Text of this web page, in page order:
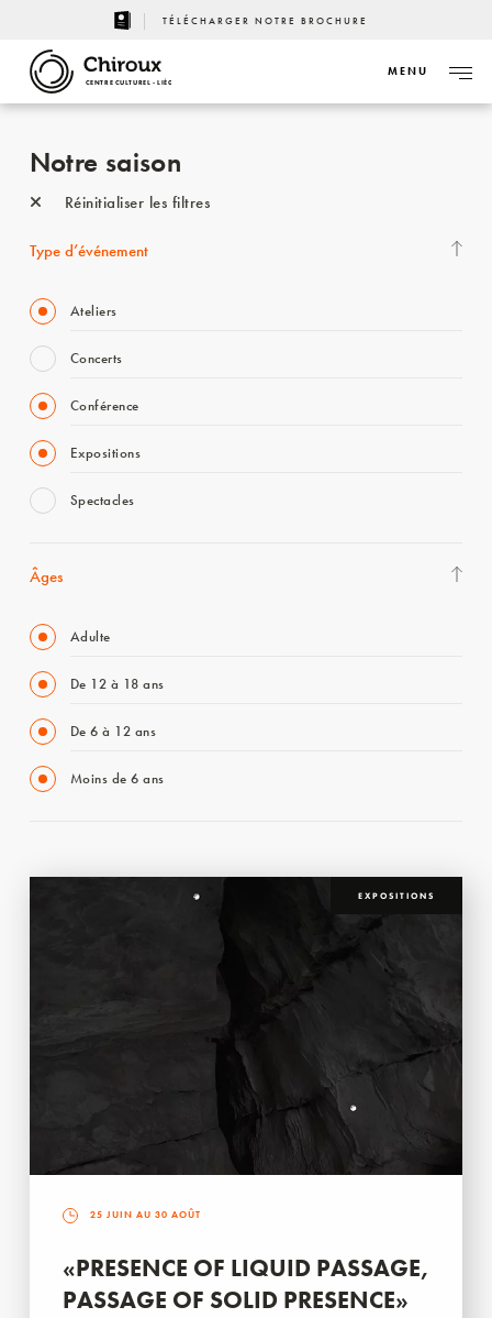
TÉLÉCHARGER NOTRE BROCHURE
CENTRE CULTUREL - LIÈGE
MENU
Notre saison
Réinitialiser les filtres
Type d’événement
Ateliers
Concerts
Conférence
Expositions
Spectacles
Âges
Adulte
De 12 à 18 ans
De 6 à 12 ans
Moins de 6 ans
EXPOSITIONS
25 JUIN AU 30 AOÛT
«PRESENCE OF LIQUID PASSAGE,
PASSAGE OF SOLID PRESENCE»